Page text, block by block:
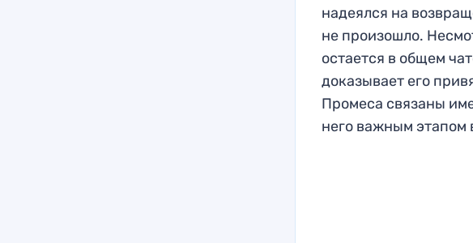
надеялся на
не произошло.
остается в общем
доказывает его
Промеса связаны
него важным этапом